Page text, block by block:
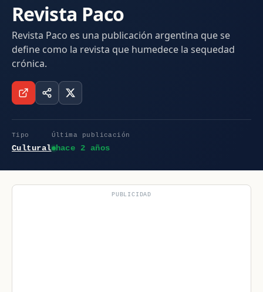
Revista Paco
Revista Paco es una publicación argentina que se
define como la revista que humedece la sequedad
crónica.
Tipo
Cultural
Última publicación
hace 2 años
PUBLICIDAD